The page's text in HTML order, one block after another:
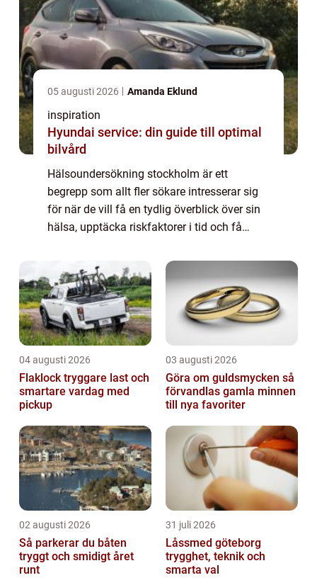
05 augusti 2026 Amanda Eklund
inspiration
Hyundai service: din guide till optimal
bilvård
Hälsoundersökning stockholm är ett
begrepp som allt fler sökare intresserar sig
för när de vill få en tydlig överblick över sin
hälsa, upptäcka riskfaktorer i tid och få
En genomtänkt undersökning kan fung...
04 augusti 2026
Flaklock tryggare last och
smartare vardag med
pickup
03 augusti 2026
Göra om guldsmycken så
förvandlas gamla minnen
till nya favoriter
02 augusti 2026
Så parkerar du båten
tryggt och smidigt året
runt
31 juli 2026
Låssmed göteborg
trygghet, teknik och
smarta val